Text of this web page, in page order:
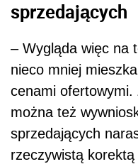
sprzedających
– Wygląda więc na
nieco mniej
cenami ofertowymi.
można też
sprzedających
rzeczywistą